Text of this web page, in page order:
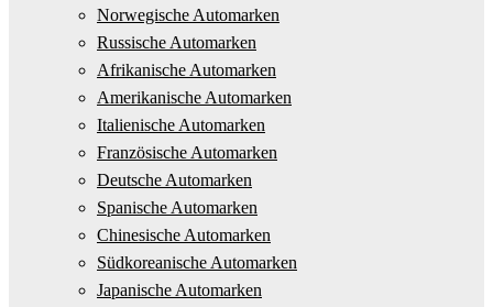
Norwegische Automarken
Russische Automarken
Afrikanische Automarken
Amerikanische Automarken
Italienische Automarken
Französische Automarken
Deutsche Automarken
Spanische Automarken
Chinesische Automarken
Südkoreanische Automarken
Japanische Automarken